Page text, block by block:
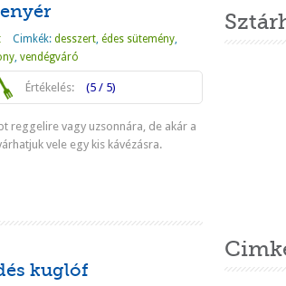
Cimkék: desszert, édes sütemény,
, vendégváró
Értékelés: (5 / 5)
reggelire vagy uzsonnára, de akár a
vele egy kis kávézásra.
kuglóf